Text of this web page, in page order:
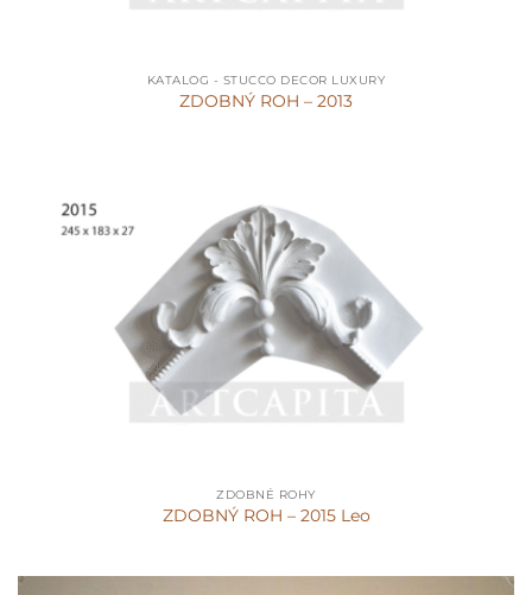
KATALOG - STUCCO DECOR LUXURY
ZDOBNÝ ROH – 2013
ZDOBNÉ ROHY
ZDOBNÝ ROH – 2015 Leo